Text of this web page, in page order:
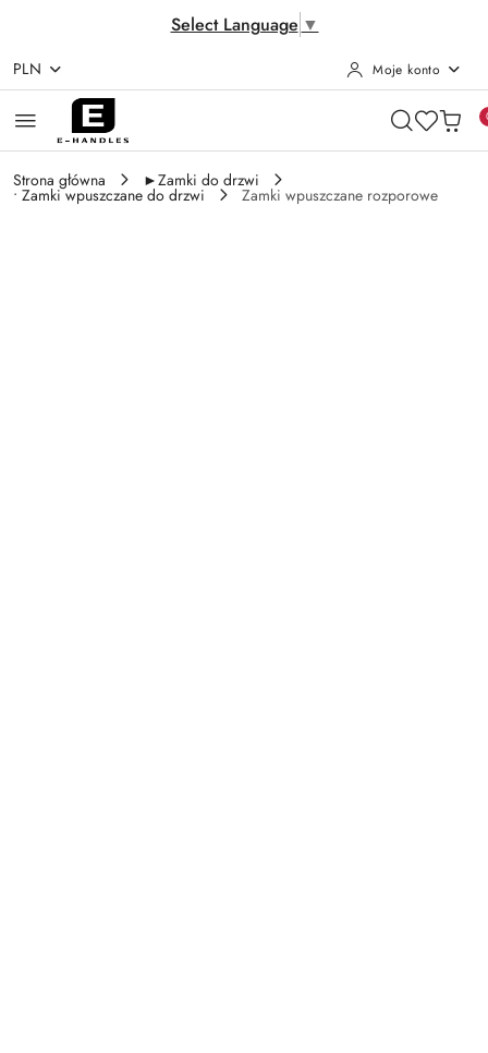
Select Language ▼
Przejdź do treści głównej
Przejdź do wyszukiwarki
Przejdź do moje konto
Przejdź do menu głównego
Przejdź do opisu produktu
Przejdź do stopki
PLN Moje konto
Strona główna ►Zamki do drzwi
• Zamki wpuszczane do drzwi Zamki wpuszczane rozporowe